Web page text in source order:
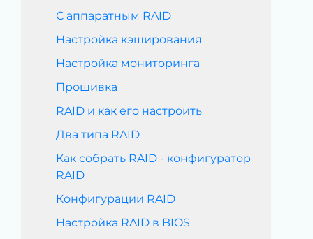
С аппаратным RAID
Настройка кэширования
Настройка мониторинга
Прошивка
RAID и как его настроить
Два типа RAID
Как собрать RAID - конфигуратор
RAID
Конфигурации RAID
Настройка RAID в BIOS